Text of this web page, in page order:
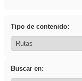
Tipo de contenido:
Buscar en: